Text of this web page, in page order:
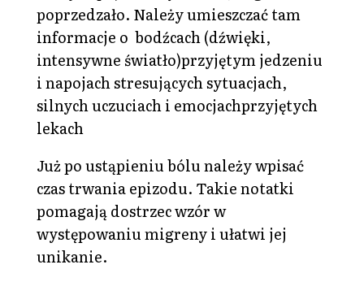
poprzedzało. Należy umieszczać tam
informacje o bodźcach (dźwięki,
intensywne światło)przyjętym jedzeniu
i napojach stresujących sytuacjach,
silnych uczuciach i emocjachprzyjętych
lekach
Już po ustąpieniu bólu należy wpisać
czas trwania epizodu. Takie notatki
pomagają dostrzec wzór w
występowaniu migreny i ułatwi jej
unikanie.